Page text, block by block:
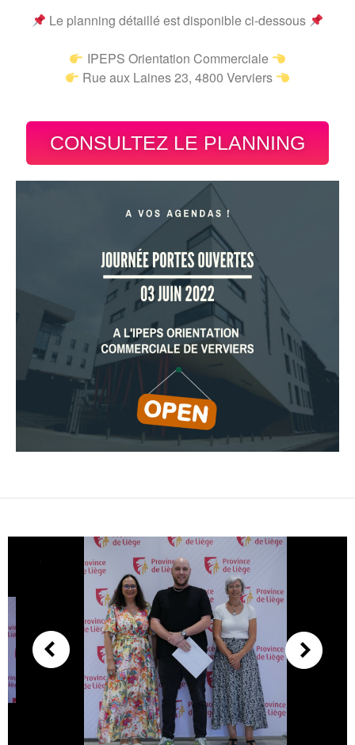
Le planning détaillé est disponible ci-dessous
IPEPS Orientation Commerciale
Rue aux Laines 23, 4800 Verviers
CONSULTEZ LE PLANNING